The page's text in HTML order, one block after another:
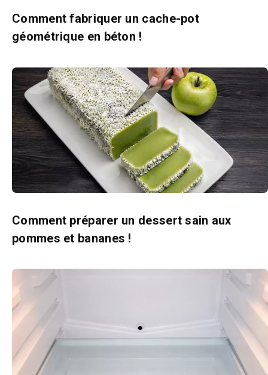
Comment fabriquer un cache-pot
géométrique en béton !
Comment préparer un dessert sain aux
pommes et bananes !